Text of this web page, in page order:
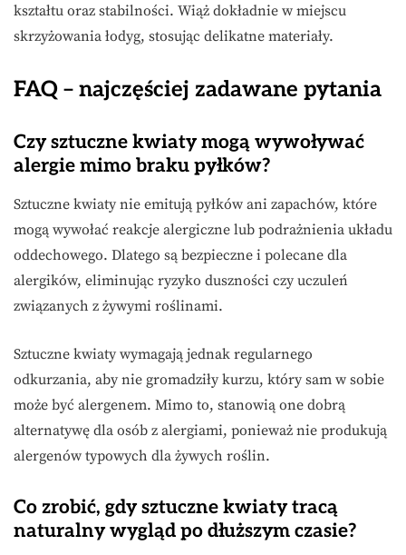
kształtu oraz stabilności. Wiąż dokładnie w miejscu
skrzyżowania łodyg, stosując delikatne materiały.
FAQ – najczęściej zadawane pytania
Czy sztuczne kwiaty mogą wywoływać
alergie mimo braku pyłków?
Sztuczne kwiaty nie emitują pyłków ani zapachów, które
mogą wywołać reakcje alergiczne lub podrażnienia układu
oddechowego. Dlatego są bezpieczne i polecane dla
alergików, eliminując ryzyko duszności czy uczuleń
związanych z żywymi roślinami.
Sztuczne kwiaty wymagają jednak regularnego
odkurzania, aby nie gromadziły kurzu, który sam w sobie
może być alergenem. Mimo to, stanowią one dobrą
alternatywę dla osób z alergiami, ponieważ nie produkują
alergenów typowych dla żywych roślin.
Co zrobić, gdy sztuczne kwiaty tracą
naturalny wygląd po dłuższym czasie?